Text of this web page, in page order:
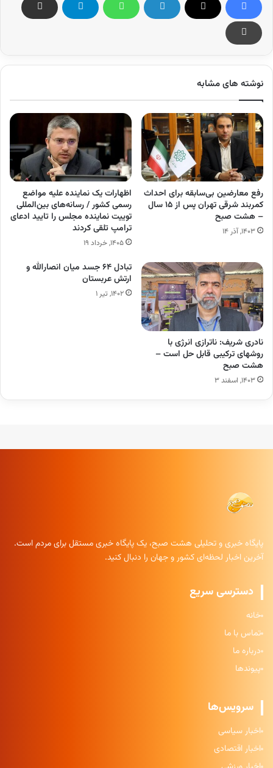
نوشته های مشابه
رفع معارضین بی‌سابقه برای احداث
کمربند شرقی تهران پس از ۱۵ سال
– هشت صبح
۱۴۰۳, آذر ۱۴
اظهارات یک نماینده علیه مواضع
رسمی کشور / رسانه‌های بین‌المللی
توییت نماینده مجلس را تایید ادعای
ترامپ تلقی کردند
۱۴۰۵, خرداد ۱۹
نادری شریف: ناترازی انرژی با
روشهای ترکیبی قابل حل است –
هشت صبح
۱۴۰۳, اسفند ۳
تبادل ۶۴ جسد میان انصارالله و
ارتش عربستان
۱۴۰۲, تیر ۱
پایگاه خبری و تحلیلی هشت صبح، یک پایگاه خبری مستقل برای مردم است.
آخرین اخبار لحظه‌ای کشور و جهان را دنبال کنید.
دسترسی سریع
خانه
تماس با ما
درباره ما
پیوندها
سرویس‌ها
اخبار سیاسی
اخبار اقتصادی